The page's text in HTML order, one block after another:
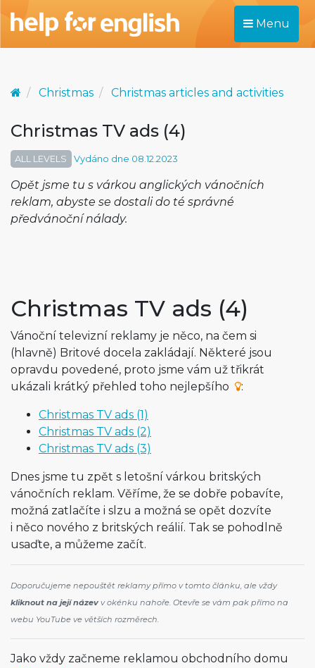
Menu
Christmas Christmas articles and activities
Christmas TV ads (4)
ALL LEVELS Vydáno dne 08.12.2023
Opět jsme tu s várkou anglických vánočních
reklam, abyste se dostali do té správné
předvánoční nálady.
Christmas TV ads (4)
Vánoční televizní reklamy je něco, na čem si
(hlavně) Britové docela zakládají. Některé jsou
opravdu povedené, proto jsme vám už třikrát
ukázali krátký přehled toho nejlepšího
:
Christmas TV ads (1)
Christmas TV ads (2)
Christmas TV ads (3)
Dnes jsme tu zpět s letošní várkou britských
vánočních reklam. Věříme, že se dobře pobavíte,
možná zatlačíte i slzu a možná se opět dozvíte
i něco nového z britských reálií. Tak se pohodlně
usaďte, a můžeme začít.
Doporučujeme nepouštět reklamy přímo v tomto článku, ale vždy
kliknout na její název v okénku nahoře. Otevře se vám pak přímo na
webu YouTube ve větších rozměrech.
Jako vždy začneme reklamou obchodního domu